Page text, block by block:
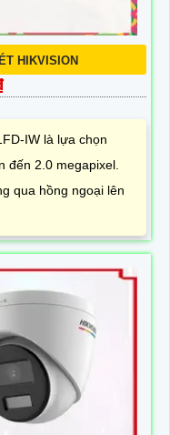
HIKVISION
IW là lựa chọn
đến 2.0 megapixel.
qua hồng ngoại lên